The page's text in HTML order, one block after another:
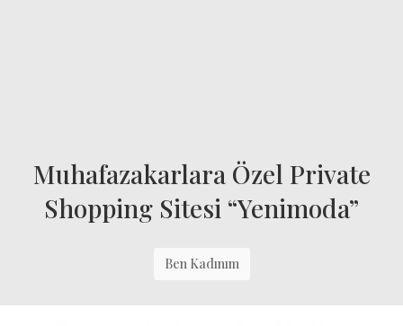
Muhafazakarlara Özel Private
Shopping Sitesi “yenimoda”
Ben Kadınım